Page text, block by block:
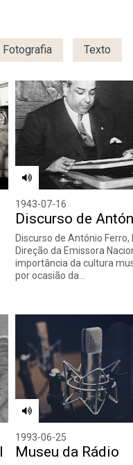
Fotografia Texto
1943-07-16
Discurso de
Discurso de António
Direção da Emissora
importância da cultura
por ocasião da…
1993-06-25
Museu da Rádio